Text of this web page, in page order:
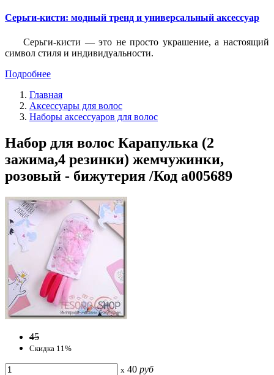
Серьги-кисти: модный тренд и универсальный аксессуар
Серьги-кисти — это не просто украшение, а настоящий
символ стиля и индивидуальности.
Подробнее
Главная
Аксессуары для волос
Наборы аксессуаров для волос
Набор для волос Карапулька (2
зажима,4 резинки) жемчужинки,
розовый - бижутерия /Код a005689
45
Скидка 11%
x 40 руб